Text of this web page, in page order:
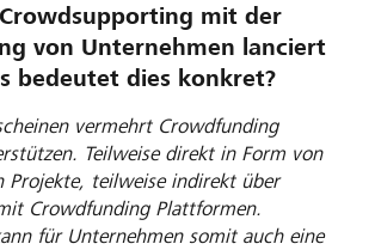
mit der
von Unternehmen lanciert
bedeutet dies konkret?
vermehrt Crowdfunding
Teilweise direkt in Form von
Projekte, teilweise indirekt über
Crowdfunding Plattformen.
für Unternehmen somit auch eine